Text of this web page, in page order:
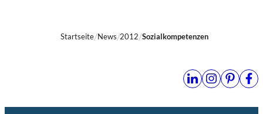
Startseite News 2012 Sozialkompetenzen